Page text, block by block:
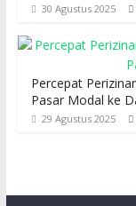
30 Agustus 2025
Percepat
Pasar Modal ke
29 Agustus 2025